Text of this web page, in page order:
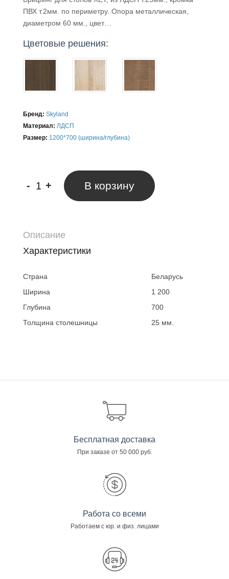
ПВХ т.2мм. по периметру. Опора металлическая,
диаметром 60 мм., цвет…
Цветовые решения:
Бренд: Skyland
Материал: ЛДСП
Размер: 1200*700 (ширина/глубина)
- + В корзину
Описание
Характеристики
Страна
Беларусь
Ширина
1 200
Глубина
700
Толщина столешницы
25 мм.
Бесплатная доставка
При заказе от 50 000 руб.
Работа со всеми
Работаем с юр. и физ. лицами